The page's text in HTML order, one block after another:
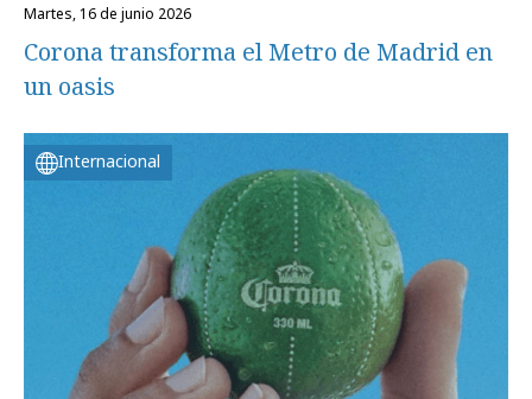
martes, 16 de junio 2026
Corona transforma el Metro de Madrid en
un oasis
Internacional